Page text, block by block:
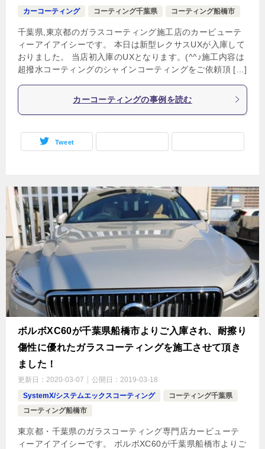
カーコーティング
コーティング千葉県 コーティング船橋市
千葉県,東京都のガラスコーティング施工店のカービューテ
ィーアイアイシーです。 本日は新型レクサスUXが入庫して
おりました。 当店初入庫のUXとなります。(^^♪施工内容は
超撥水コーティングのシャインコーティングをご依頼頂 […]
カーコーティングの事例を読む
Tweet
ボルボXC60が千葉県船橋市よりご入庫され、耐擦り
傷性に優れたガラスコーティングを施工させて頂き
ました！
更新日： 2020-03-07 公開日： 2019-03-18
SystemX/システムエックスコーティング
コーティング千葉県
コーティング船橋市
東京都・千葉県のガラスコーティング専門店カービューテ
ィーアイアイシーです。 ボルボXC60が千葉県船橋市よりご